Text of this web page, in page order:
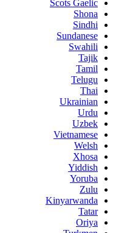
Scots Gaelic
Shona
Sindhi
Sundanese
Swahili
Tajik
Tamil
Telugu
Thai
Ukrainian
Urdu
Uzbek
Vietnamese
Welsh
Xhosa
Yiddish
Yoruba
Zulu
Kinyarwanda
Tatar
Oriya